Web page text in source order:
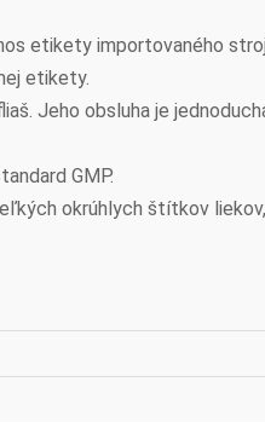
etikety importovaného
etikety.
Jeho obsluha je
GMP.
okrúhlych štítkov liekov,